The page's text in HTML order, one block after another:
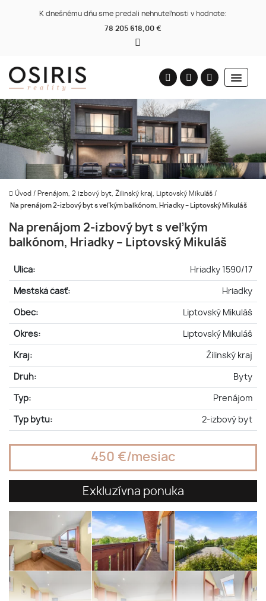
K dnešnému dňu sme predali nehnuteľnosti v hodnote:
78 205 618,00 €
Úvod / Prenájom, 2 izbový byt, Žilinský kraj, Liptovský Mikuláš /
Na prenájom 2-izbový byt s veľkým balkónom, Hriadky – Liptovský Mikuláš
Na prenájom 2-izbový byt s veľkým
balkónom, Hriadky – Liptovský Mikuláš
Ulica: Hriadky 1590/17
Mestská časť: Hriadky
Obec: Liptovský Mikuláš
Okres: Liptovský Mikuláš
Kraj: Žilinský kraj
Druh: Byty
Typ: Prenájom
Typ bytu: 2-izbový byt
450 €/mesiac
Exkluzívna ponuka